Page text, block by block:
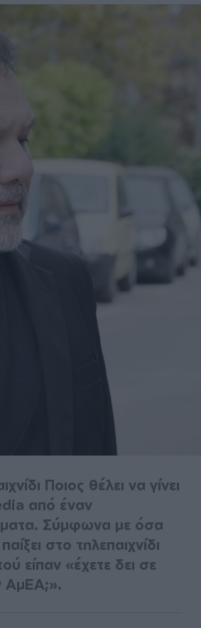
Ποιος θέλει να γίνει
από έναν
Σύμφωνα με όσα
στο τηλεπαιχνίδι
είπαν «έχετε δει σε
ΑμΕΑ;».